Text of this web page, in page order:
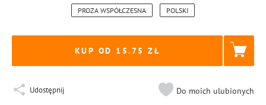
PROZA WSPÓŁCZESNA POLSKI
KUP OD 15.75
Udostępnij Do moich ulubionych